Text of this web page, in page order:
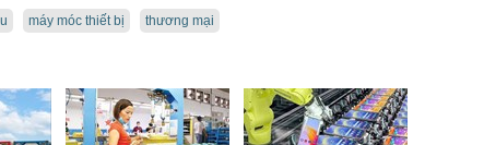
máy móc thiết bị thương mại